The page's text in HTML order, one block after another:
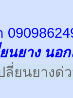
นยาง นอ
ลี่ยนยาง